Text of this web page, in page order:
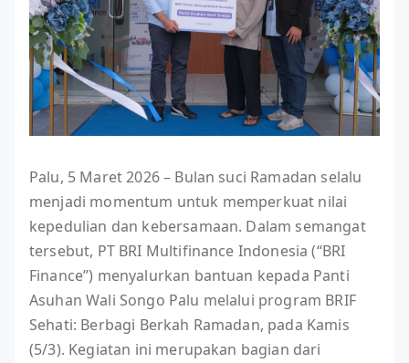
Palu, 5 Maret 2026 – Bulan suci Ramadan selalu
menjadi momentum untuk memperkuat nilai
kepedulian dan kebersamaan. Dalam semangat
tersebut, PT BRI Multifinance Indonesia (“BRI
Finance”) menyalurkan bantuan kepada Panti
Asuhan Wali Songo Palu melalui program BRIF
Sehati: Berbagi Berkah Ramadan, pada Kamis
(5/3). Kegiatan ini merupakan bagian dari